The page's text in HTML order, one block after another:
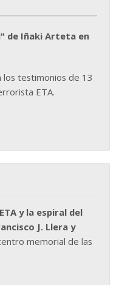
de Iñaki Arteta en
los testimonios de 13
ETA.
ETA y la espiral del
J. Llera y
memorial de las